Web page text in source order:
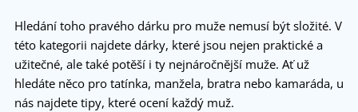
Hledání toho pravého dárku pro muže nemusí být složité. V
této kategorii najdete dárky, které jsou nejen praktické a
užitečné, ale také potěší i ty nejnáročnější muže. Ať už
hledáte něco pro tatínka, manžela, bratra nebo kamaráda, u
nás najdete tipy, které ocení každý muž.